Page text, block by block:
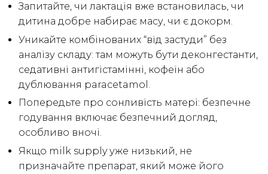
Запитайте, чи лактація вже встановилась, чи
дитина добре набирає масу, чи є докорм.
Уникайте комбінованих “від застуди” без
аналізу складу: там можуть бути деконгестанти,
седативні антигістамінні, кофеїн або
дублювання paracetamol.
Попередьте про сонливість матері: безпечне
годування включає безпечний догляд,
особливо вночі.
Якщо milk supply уже низький, не
призначайте препарат, який може його